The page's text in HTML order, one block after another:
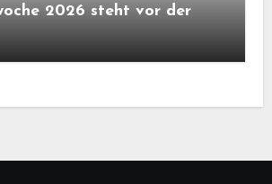
2026 steht vor der